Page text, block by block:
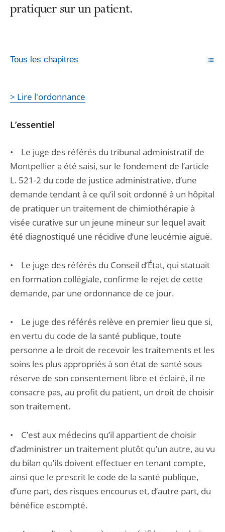
pratiquer sur un patient.
Tous les chapitres
> Lire l'ordonnance
L’essentiel
• Le juge des référés du tribunal administratif de
Montpellier a été saisi, sur le fondement de l’article
L. 521-2 du code de justice administrative, d’une
demande tendant à ce qu’il soit ordonné à un hôpital
de pratiquer un traitement de chimiothérapie à
visée curative sur un jeune mineur sur lequel avait
été diagnostiqué une récidive d’une leucémie aiguë.
• Le juge des référés du Conseil d’État, qui statuait
en formation collégiale, confirme le rejet de cette
demande, par une ordonnance de ce jour.
• Le juge des référés relève en premier lieu que si,
en vertu du code de la santé publique, toute
personne a le droit de recevoir les traitements et les
soins les plus appropriés à son état de santé sous
réserve de son consentement libre et éclairé, il ne
consacre pas, au profit du patient, un droit de choisir
son traitement.
• C’est aux médecins qu’il appartient de choisir
d’administrer un traitement plutôt qu’un autre, au vu
du bilan qu’ils doivent effectuer en tenant compte,
ainsi que le prescrit le code de la santé publique,
d’une part, des risques encourus et, d’autre part, du
bénéfice escompté.